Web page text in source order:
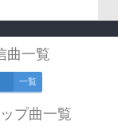
曲一覧
一覧
プ曲一覧